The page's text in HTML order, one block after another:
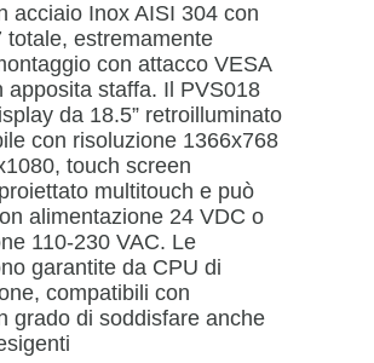
acciaio Inox AISI 304 con
totale, estremamente
con attacco VESA
apposita staffa. Il PVS018
da 18.5” retroilluminato
con risoluzione 1366x768
touch screen
multitouch e può
alimentazione 24 VDC o
110-230 VAC. Le
garantite da CPU di
compatibili con
grado di soddisfare anche